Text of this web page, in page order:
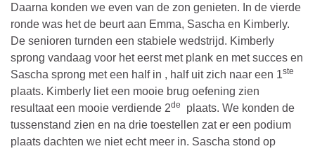
Daarna konden we even van de zon genieten. In de vierde
ronde was het de beurt aan Emma, Sascha en Kimberly.
De senioren turnden een stabiele wedstrijd. Kimberly
sprong vandaag voor het eerst met plank en met succes en
Sascha sprong met een half in , half uit zich naar een 1ste
plaats. Kimberly liet een mooie brug oefening zien
resultaat een mooie verdiende 2de
plaats. We konden de
tussenstand zien en na drie toestellen zat er een podium
plaats dachten we niet echt meer in. Sascha stond op